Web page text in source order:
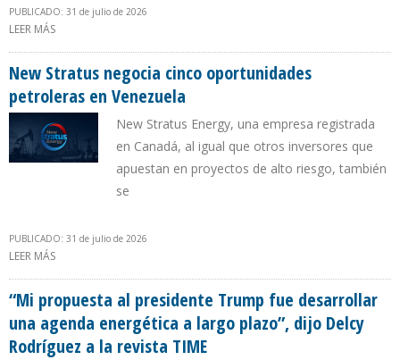
PUBLICADO: 31 de julio de 2026
LEER MÁS
New Stratus negocia cinco oportunidades
petroleras en Venezuela
New Stratus Energy, una empresa registrada
en Canadá, al igual que otros inversores que
apuestan en proyectos de alto riesgo, también
se
PUBLICADO: 31 de julio de 2026
LEER MÁS
“Mi propuesta al presidente Trump fue desarrollar
una agenda energética a largo plazo”, dijo Delcy
Rodríguez a la revista TIME